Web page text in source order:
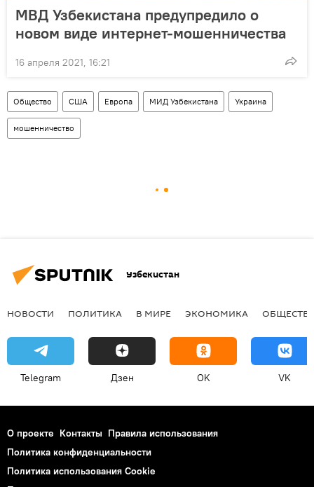
МВД Узбекистана предупредило о
новом виде интернет-мошенничества
16 апреля 2021, 16:21
Общество США Европа МИД Узбекистана Украина
мошенничество
Узбекистан
НОВОСТИ ПОЛИТИКА В МИРЕ ЭКОНОМИКА
Telegram Дзен OK VK
О проекте Контакты Правила использования
Политика конфиденциальности
Политика использования Cookie